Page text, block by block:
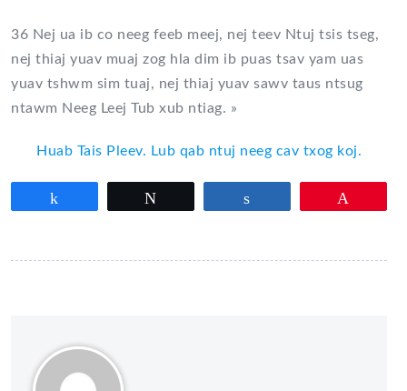
36 Nej ua ib co neeg feeb meej, nej teev Ntuj tsis tseg,
nej thiaj yuav muaj zog hla dim ib puas tsav yam uas
yuav tshwm sim tuaj, nej thiaj yuav sawv taus ntsug
ntawm Neeg Leej Tub xub ntiag. »
Huab Tais Pleev. Lub qab ntuj neeg cav txog koj.